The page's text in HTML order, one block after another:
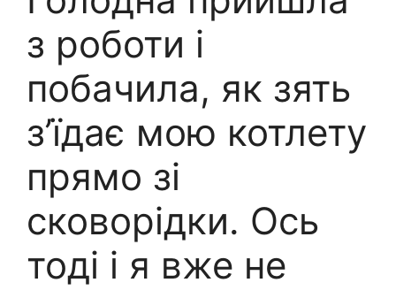
з роботи і
побачила, як зять
з’їдає мою котлету
прямо зі
сковорідки. Ось
тоді і я вже не